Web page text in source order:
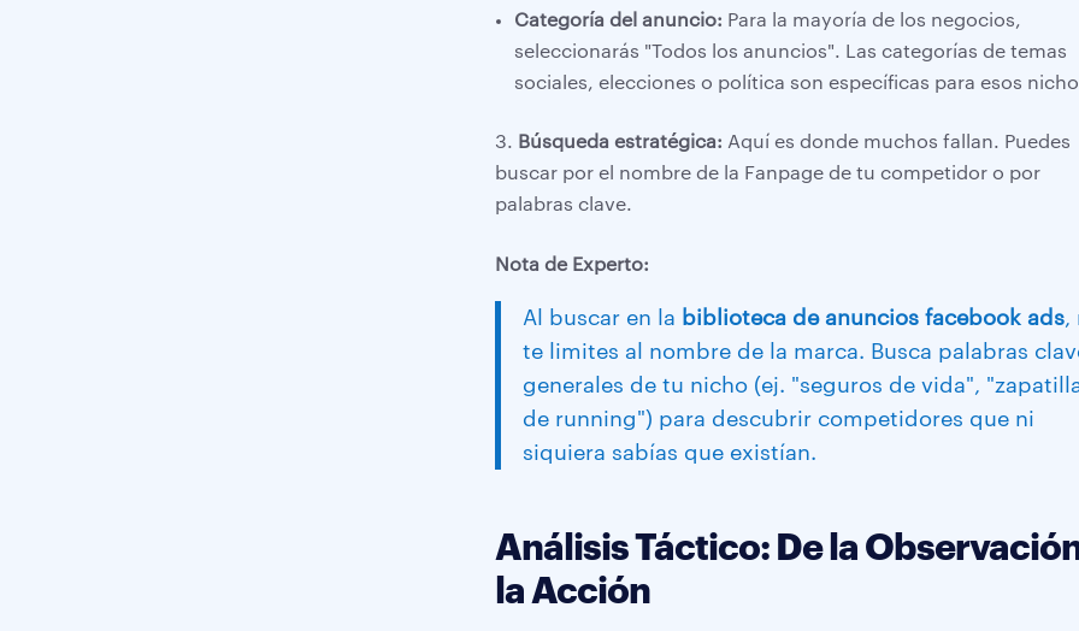
Categoría del anuncio: Para la mayoría de los negocios,
seleccionarás "Todos los anuncios". Las categorías de temas
sociales, elecciones o política son específicas para esos
Búsqueda estratégica: Aquí es donde muchos fallan. Puedes
buscar por el nombre de la Fanpage de tu competidor o por
palabras clave.
Nota de Experto:
Al buscar en la biblioteca de anuncios facebook ads,
te limites al nombre de la marca. Busca palabras
generales de tu nicho (ej. "seguros de vida",
de running") para descubrir competidores que ni
siquiera sabías que existían.
Análisis Táctico: De la
la Acción